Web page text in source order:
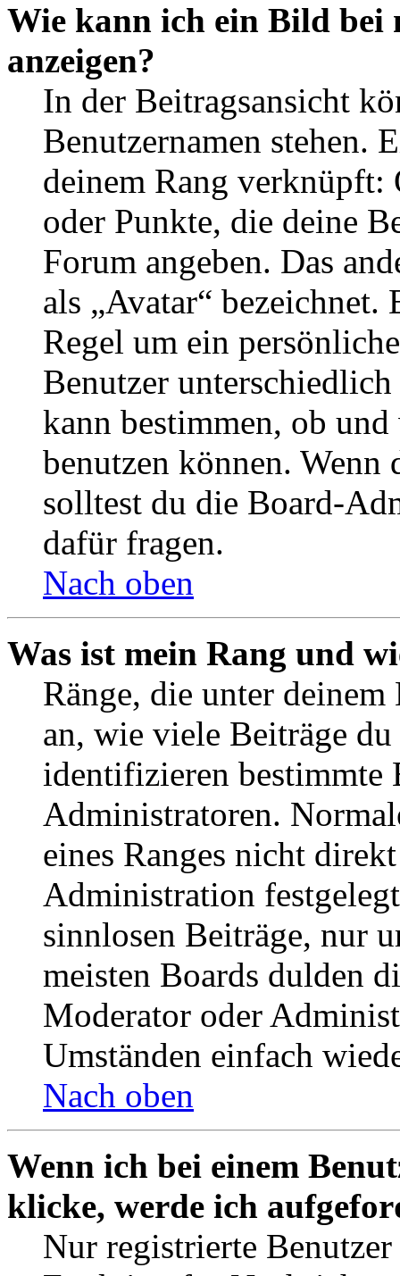
Wie kann ich ein Bild bei
anzeigen?
In der Beitragsansicht
Benutzernamen stehen.
deinem Rang verknüpft:
oder Punkte, die deine
Forum angeben. Das
als „Avatar“
Regel um ein
Benutzer
kann bestimmen, ob
benutzen können. Wenn
solltest du die Board-
dafür fragen.
Nach oben
Was ist mein Rang und
Ränge, die unter deinem
an, wie viele Beiträge
identifizieren bestimmte
Administratoren.
eines Ranges nicht
Administration
sinnlosen Beiträge, nur
meisten Boards dulden
Moderator oder
Umständen einfach
Nach oben
Wenn ich bei einem
klicke, werde ich
Nur registrierte